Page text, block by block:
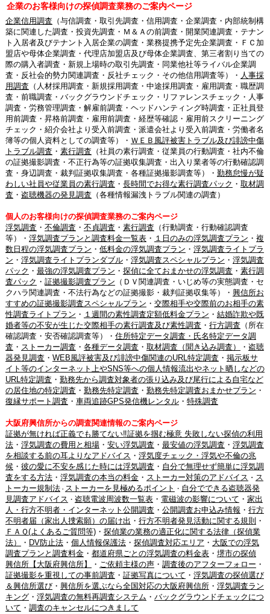
企業のお客様向けの探偵調査業務のご案内ページ
企業信用調査 （与信調査・取引先調査・信用調査・企業調査・内部統制構
築に関連した調査・投資先調査・Ｍ＆Ａの前調査・開業関連調査・テナン
ト入居者及びテナント入居企業の調査・業務提携予定先企業調査・ＦＣ加
盟店や母体企業調査・代理店加盟店及び母体企業調査、第三者割り当ての
際の購入者調査・新規上場時の取引先調査・同業他社等ライバル企業調
査・反社会的勢力関連調査・反社チェック・その他信用調査等）・ 人事採
用調査 （人材採用調査・新規採用調査・中途採用調査・雇用調査・職歴調
査・前職調査・バックグラウンドチェック・リファレンスチェック・人事
調査・労務管理調査・解雇前調査・ヘッドハンティング時調査・正社員登
用前調査・昇格前調査・雇用前調査・経歴等確認・雇用前スクリーニング
チェック・紹介会社より受入前調査・派遣会社より受入前調査・労働者名
簿等の個人資料としての調査等）・ ＷＥＢ風評被害トラブル及び誹謗中傷
トラブル調査 ・ 素行調査 （社員の素行調査・従業員の行動調査・社内不倫
の証拠撮影調査・不正行為等の証拠収集調査・出入り業者等の行動確認調
査・身辺調査・裁判証拠収集調査・各種証拠撮影調査等）・ 勤務怠慢が疑
わしい社員や従業員の素行調査 ・ 長時間でお得な素行調査パック ・ 取材調
査 ・ 盗聴機器の発見調査 （各種情報漏洩トラブル関連の調査）
個人のお客様向けの探偵調査業務のご案内ページ
浮気調査 ・ 不倫調査 ・ 不貞調査 ・ 素行調査 （行動調査・行動確認調査
等）・ 浮気調査プランと調査料金一覧表・ １日のみの浮気調査プラン ・ 複
数日程の浮気調査プラン ・ 低料金の浮気調査プラン ・ 浮気調査ライトプラ
ン ・ 浮気調査ライトプランダブル・ 浮気調査スペシャルプラン ・ 浮気調査
パック ・ 最強の浮気調査プラン ・ 探偵に全ておまかせの浮気調査 ・ 素行調
査パック ・ 証拠撮影調査プラン （ＤＶ関連調査・いじめ等の実態調査・セ
クハラ関連調査・不法行為などの証拠撮影・裁判証拠収集等）・ 興信所お
すすめの証拠撮影調査スペシャルプラン ・ 交際相手や交際前のお相手の素
性調査ライトプラン ・ １週間の素性調査定額低料金プラン ・ 結婚詐欺や既
婚者等の不安が生じた交際相手の素行調査及び素性調査 ・ 行方調査 （所在
確認調査・安否確認調査等）・ 住所特定データ調査・氏名特定データ調
査 ・ ストーカー調査 ・ 各種データ調査 ・ 取材調査（聞き込み調査） ・ 盗聴
器発見調査 ・ WEB風評被害及び誹謗中傷関連のURL特定調査 ・ 掲示板サ
イト等のインターネット上やSNS等への個人情報流出やネット晒しなどの
URL特定調査 ・ 勤務先から調査対象者の張り込み及び尾行による自宅など
の居住地の特定調査 ・ 勤務先特定調査 ・ 勤務先特定調査おまかせプラン ・
復縁サポート調査 ・ 車両追跡GPS発信機レンタル・ 特殊調査
大阪府興信所からの調査関連情報のご案内ページ
証拠が無ければ正義でも勝てない‼証拠を掴む極意 失敗しない探偵の利用
法・ 浮気調査の費用と相場・ 安い浮気調査 ・ 最安値の浮気調査 ・ 浮気調査
を相談する前の耳よりなアドバイス ・ 浮気度チェック・浮気や不倫の兆
候・ 彼の愛に不安を感じた時には浮気調査 ・ 自分で無理せず簡単に浮気調
査をする方法・ 浮気調査の本当の料金・ ストーカー対策のアドバイス ・ ス
トーカー規制法・ ストーカーを見極めるポイント ・ 自分でできる盗聴器発
見調査アドバイス ・ 盗聴電波周波数一覧表・ 電磁波の影響について ・ 家出
人・行方不明者・インターネット公開調査 ・ 公開調査お申込み情報 ・ 行方
不明者届（家出人捜索願）の届け出 ・ 行方不明者発見活動に関する規則 ・
ＦＡＱ(よくあるご質問等)・ 探偵業の業務の適正化に関する法律（探偵業
法）
・ DV防止法・ 個人情報保護法・ 探偵調査対応エリア ・ 大阪での浮気
調査プランと調査料金・ 都道府県ごとの浮気調査の料金表・ 堺市の探偵
興信所【大阪府興信所】
・ ご依頼主様の声・ 調査後のアフターフォロー ・
証拠撮影を重視しての事前調査 ・ 証拠写真について ・ 浮気調査の探偵選び
＆興信所選び・ 興信所を選ぶなら全国対応の大阪府興信所・ 浮気調査ラン
キング・ 浮気調査の無料再調査システム ・ バックグラウンドチェックにつ
いて ・ 調査のキャンセルにつきまして